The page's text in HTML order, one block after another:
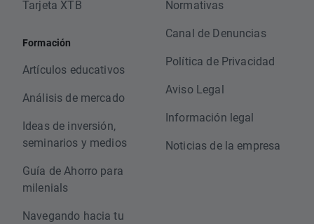
Tarjeta XTB
Formación
Artículos educativos
Análisis de mercado
Ideas de inversión,
seminarios y medios
Guía de Ahorro para
milenials
Navegando hacia tu
Normativas
Canal de Denuncias
Política de Privacidad
Aviso Legal
Información legal
Noticias de la empresa